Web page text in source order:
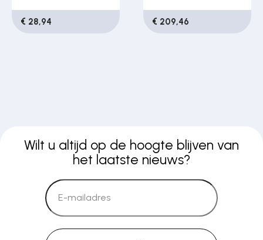
€ 28,94 € 209,46
Wilt u altijd op de hoogte blijven van
het laatste nieuws?